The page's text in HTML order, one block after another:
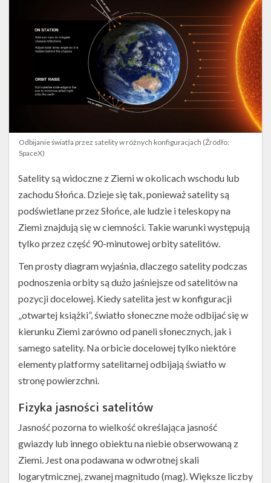
Odbijanie światła przez satelity w różnych konfiguracjach (Źródło:
SpaceX)
Satelity są widoczne z Ziemi w okolicach wschodu lub
zachodu Słońca. Dzieje się tak, ponieważ satelity są
podświetlane przez Słońce, ale ludzie i teleskopy na
Ziemi znajdują się w ciemności. Takie warunki występują
tylko przez część 90-minutowej orbity satelitów.
Ten prosty diagram wyjaśnia, dlaczego satelity podczas
podnoszenia orbity są dużo jaśniejsze od satelitów na
pozycji docelowej. Kiedy satelita jest w konfiguracji
„otwartej książki”, światło słoneczne może odbijać się w
kierunku Ziemi zarówno od paneli słonecznych, jak i
samego satelity. Na orbicie docelowej tylko niektóre
elementy platformy satelitarnej odbijają światło w
stronę powierzchni.
Fizyka jasności satelitów
Jasność pozorna to wielkość określająca jasność
gwiazdy lub innego obiektu na niebie obserwowaną z
Ziemi. Jest ona podawana w odwrotnej skali
logarytmicznej, zwanej magnitudo (mag). Większe liczby